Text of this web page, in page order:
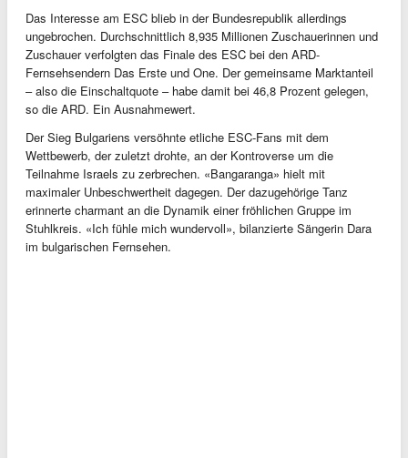
Das Interesse am ESC blieb in der Bundesrepublik allerdings
ungebrochen. Durchschnittlich 8,935 Millionen Zuschauerinnen und
Zuschauer verfolgten das Finale des ESC bei den ARD-
Fernsehsendern Das Erste und One. Der gemeinsame Marktanteil
– also die Einschaltquote – habe damit bei 46,8 Prozent gelegen,
so die ARD. Ein Ausnahmewert.
Der Sieg Bulgariens versöhnte etliche ESC-Fans mit dem
Wettbewerb, der zuletzt drohte, an der Kontroverse um die
Teilnahme Israels zu zerbrechen. «Bangaranga» hielt mit
maximaler Unbeschwertheit dagegen. Der dazugehörige Tanz
erinnerte charmant an die Dynamik einer fröhlichen Gruppe im
Stuhlkreis. «Ich fühle mich wundervoll», bilanzierte Sängerin Dara
im bulgarischen Fernsehen.